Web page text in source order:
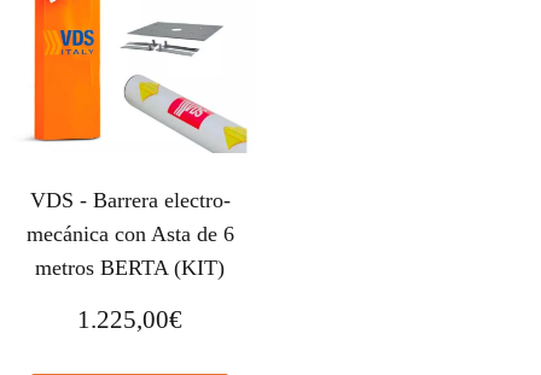
VDS - Barrera electro-
mecánica con Asta de 6
metros BERTA (KIT)
1.225,00€